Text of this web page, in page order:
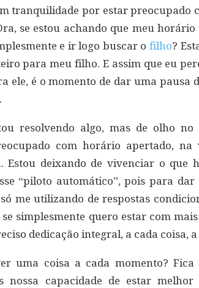
tranquilidade por estar preocupado
se estou achando que meu
e ir logo buscar o filho?
para meu filho. E assim que eu
ele, é o momento de dar uma pausa
resolvendo algo, mas de olho
com horário apertado, na
Estou deixando de vivenciar o que
“piloto automático”, pois para
me utilizando de respostas
simplesmente quero estar com
dedicação integral, a cada coisa,
uma coisa a cada momento?
nossa capacidade de estar